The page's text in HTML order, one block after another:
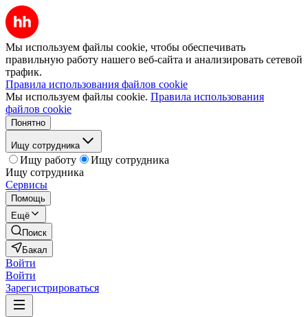
Мы используем файлы cookie, чтобы обеспечивать
правильную работу нашего веб-сайта и анализировать сетевой
трафик.
Правила использования файлов cookie
Мы используем файлы cookie. Правила использования
файлов cookie
Понятно
Ищу сотрудника
Ищу работу
Ищу сотрудника
Ищу сотрудника
Сервисы
Помощь
Ещё
Поиск
Бакал
Войти
Войти
Зарегистрироваться